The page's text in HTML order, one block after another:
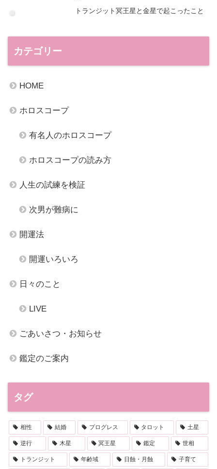
トランジット冥王星と金星で起こったこと
カテゴリー
HOME
ホロスコープ
有名人のホロスコープ
ホロスコープの読み方
人生の試練を検証
次男が難病に
開運法
開運いろいろ
日々のこと
LIVE
ごあいさつ・お知らせ
鑑定のご案内
タグ
相性 結婚 プログレス タロット 土星
逆行 木星 冥王星 鑑定 世相
トランジット 年齢域 日蝕・月蝕 子育て